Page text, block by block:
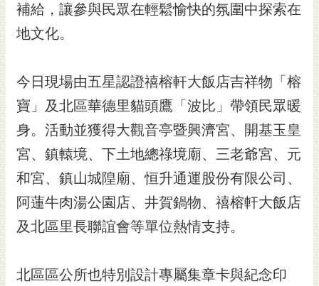
隱
私
權
安
政
策
網
資
料
放
告
補給，讓參與民眾在輕鬆愉快的氛圍中探索在
地文化。
今日現場由五星認證禧榕軒大飯店吉祥物「榕
寶」及北區華德里貓頭鷹「波比」帶領民眾暖
身。活動並獲得大觀音亭暨興濟宮、開基玉皇
宮、鎮轅境、下土地總祿境廟、三老爺宮、元
和宮、鎮山城隍廟、恒升通運股份有限公司、
阿蓮牛肉湯公園店、井賀鍋物、禧榕軒大飯店
及北區里長聯誼會等單位熱情支持。
北區區公所也特別設計專屬集章卡與紀念印